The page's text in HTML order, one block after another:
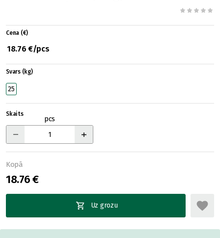
Cena (€)
18.76 €/pcs
Svars (kg)
25
Skaits
pcs
Kopā
18.76 €
Uz grozu